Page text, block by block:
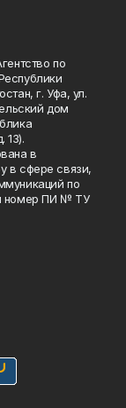
по
г. Уфа, ул.
дом
13).
в
в сфере связи,
по
номер ПИ № ТУ